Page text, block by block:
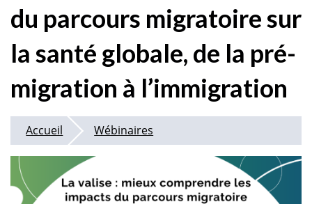
du parcours migratoire sur
la santé globale, de la pré-
migration à l’immigration
Accueil Wébinaires